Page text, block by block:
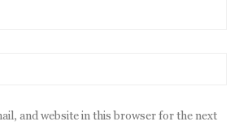
and website in this browser for the next